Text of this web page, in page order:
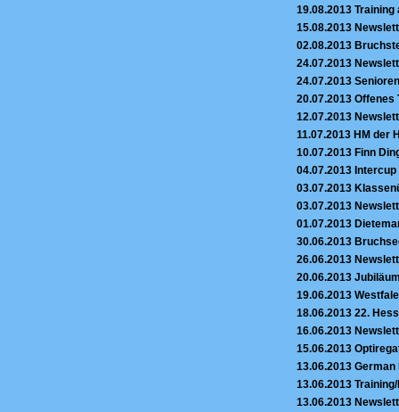
19.08.2013 Training
15.08.2013
02.08.2013
24.07.2013
24.07.2013
20.07.2013 Offenes
12.07.2013
11.07.2013 HM der
10.07.2013 Finn
04.07.2013 Intercup
03.07.2013
03.07.2013
01.07.2013
30.06.2013
26.06.2013
20.06.2013
19.06.2013
18.06.2013 22.
16.06.2013
15.06.2013
13.06.2013 German
13.06.2013
13.06.2013